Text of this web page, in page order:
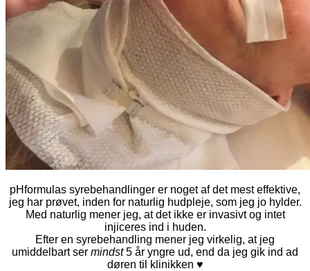
pHformulas syrebehandlinger er noget af det mest effektive,
jeg har prøvet, inden for naturlig hudpleje, som jeg jo hylder.
Med naturlig mener jeg, at det ikke er invasivt og intet
injiceres ind i huden.
Efter en syrebehandling mener jeg virkelig, at jeg
umiddelbart ser mindst5 år yngre ud, end da jeg gik ind ad
døren til klinikken ♥